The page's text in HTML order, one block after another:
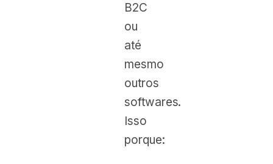
B2C
ou
até
mesmo
outros
softwares.
Isso
porque: